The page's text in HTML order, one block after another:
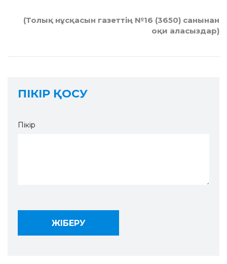
(Толық нұсқасын газеттің №16 (3650) санынан
оқи аласыздар)
ПІКІР ҚОСУ
Пікір